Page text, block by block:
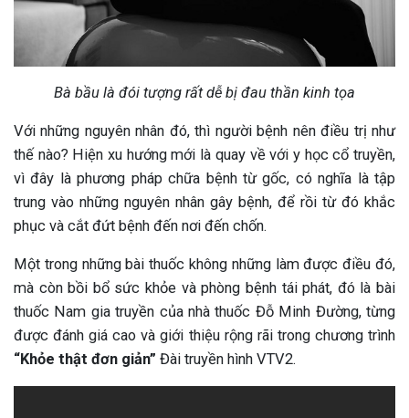
Bà bầu là đói tượng rất dễ bị đau thần kinh tọa
Với những nguyên nhân đó, thì người bệnh nên điều trị như
thế nào? Hiện xu hướng mới là quay về với y học cổ truyền,
vì đây là phương pháp chữa bệnh từ gốc, có nghĩa là tập
trung vào những nguyên nhân gây bệnh, để rồi từ đó khắc
phục và cắt đứt bệnh đến nơi đến chốn.
Một trong những bài thuốc không những làm được điều đó,
mà còn bồi bổ sức khỏe và phòng bệnh tái phát, đó là bài
thuốc Nam gia truyền của nhà thuốc Đỗ Minh Đường, từng
được đánh giá cao và giới thiệu rộng rãi trong chương trình
“Khỏe thật đơn giản” Đài truyền hình VTV2.